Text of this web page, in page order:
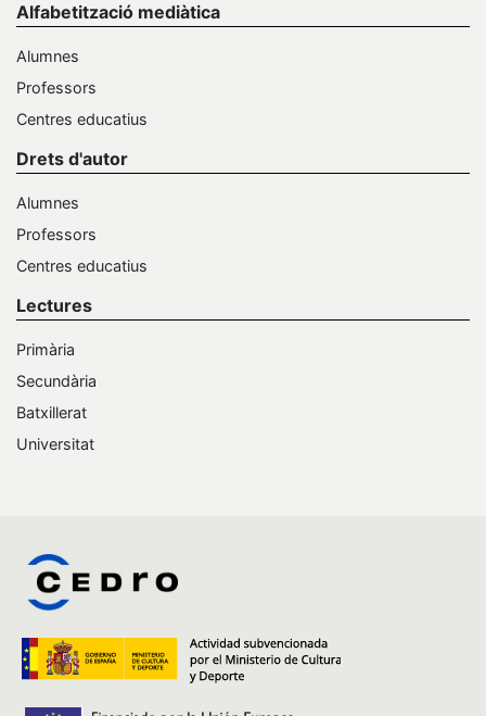
Alfabetització mediàtica
Alumnes
Professors
Centres educatius
Drets d'autor
Alumnes
Professors
Centres educatius
Lectures
Primària
Secundària
Batxillerat
Universitat